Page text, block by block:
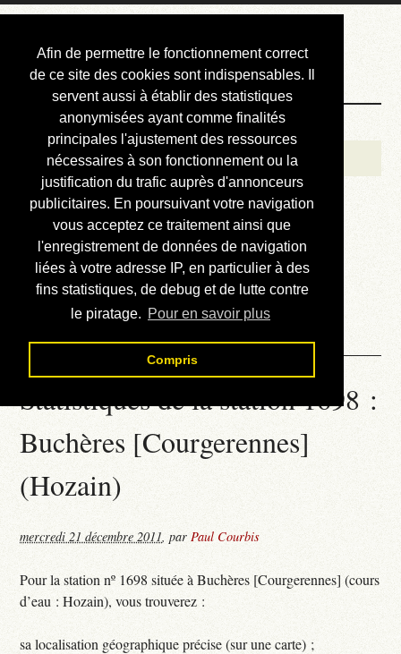
Afin de permettre le fonctionnement correct
de ce site des cookies sont indispensables. Il
servent aussi à établir des statistiques
anonymisées ayant comme finalités
principales l'ajustement des ressources
nécessaires à son fonctionnement ou la
justification du trafic auprès d'annonceurs
publicitaires. En poursuivant votre navigation
vous acceptez ce traitement ainsi que
l'enregistrement de données de navigation
liées à votre adresse IP, en particulier à des
fins statistiques, de debug et de lutte contre
le piratage. Pour en savoir plus
Compris
Courbis, « LE »
Blog Officiel
Bienvenue
Réalisations
Divers (et d’été)
Annonces
Liens externes
Téléchargement
Contact
Statistiques de la station 1698 :
Buchères [Courgerennes]
(Hozain)
mercredi 21 décembre 2011,parPaul Courbis
Pour la station nº 1698 située à Buchères [Courgerennes] (cours
d’eau : Hozain), vous trouverez :
sa localisation géographique précise (sur une carte) ;